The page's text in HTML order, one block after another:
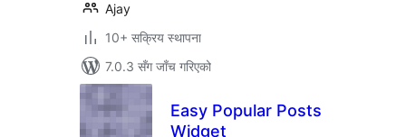
Ajay
10+ सक्रिय स्थापना
7.0.3 सँग जाँच गरिएको
Easy Popular Posts
Widget